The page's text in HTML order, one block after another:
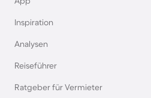
Pensionen im Bayerischen
Inspiration
Analysen
Reiseführer
Ratgeber für Vermieter